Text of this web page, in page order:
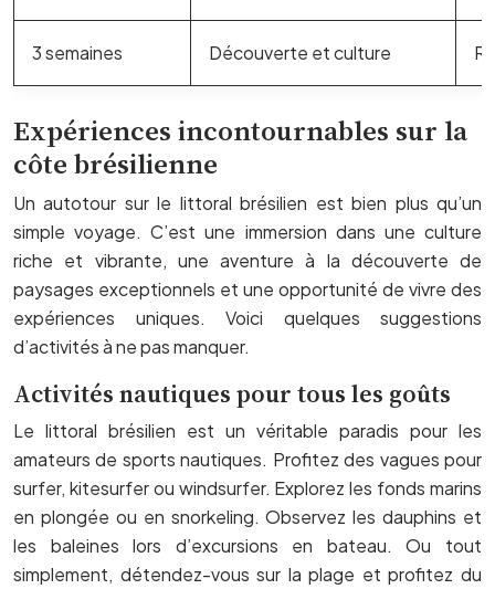
3 semaines Découverte et culture
Expériences incontournables sur la
côte brésilienne
Un autotour sur le littoral brésilien est bien plus qu’un
simple voyage. C’est une immersion dans une culture
riche et vibrante, une aventure à la découverte de
paysages exceptionnels et une opportunité de vivre des
expériences uniques. Voici quelques suggestions
d’activités à ne pas manquer.
Activités nautiques pour tous les goûts
Le littoral brésilien est un véritable paradis pour les
amateurs de sports nautiques. Profitez des vagues pour
surfer, kitesurfer ou windsurfer. Explorez les fonds marins
en plongée ou en snorkeling. Observez les dauphins et
les baleines lors d’excursions en bateau. Ou tout
simplement, détendez-vous sur la plage et profitez du